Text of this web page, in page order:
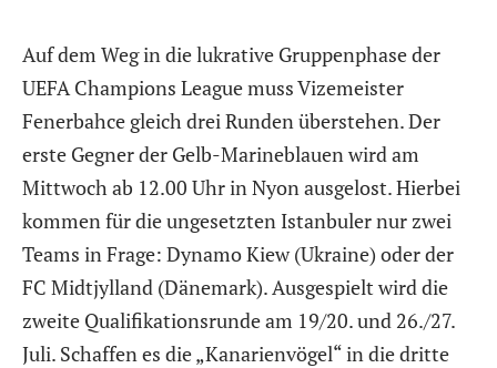
Auf dem Weg in die lukrative Gruppenphase der
UEFA Champions League muss Vizemeister
Fenerbahce gleich drei Runden überstehen. Der
erste Gegner der Gelb-Marineblauen wird am
Mittwoch ab 12.00 Uhr in Nyon ausgelost. Hierbei
kommen für die ungesetzten Istanbuler nur zwei
Teams in Frage: Dynamo Kiew (Ukraine) oder der
FC Midtjylland (Dänemark). Ausgespielt wird die
zweite Qualifikationsrunde am 19/20. und 26./27.
Juli. Schaffen es die „Kanarienvögel“ in die dritte